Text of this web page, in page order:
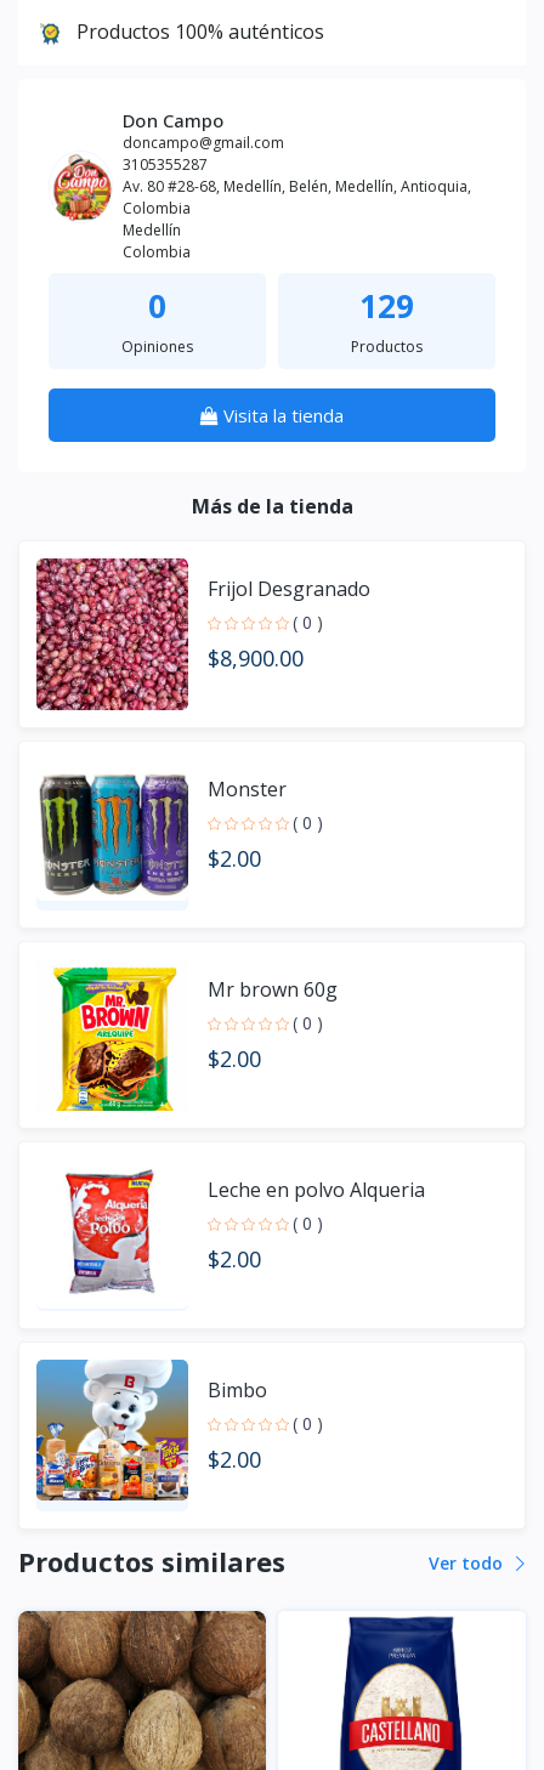
Productos 100% auténticos
Don Campo
doncampo@gmail.com
3105355287
Av. 80 #28-68, Medellín, Belén, Medellín, Antioquia,
Colombia
Medellín
Colombia
0
Opiniones
129
Productos
Visita la tienda
Más de la tienda
Frijol Desgranado
( 0 )
$8,900.00
Monster
( 0 )
$2.00
Mr brown 60g
( 0 )
$2.00
Leche en polvo Alqueria
( 0 )
$2.00
Bimbo
( 0 )
$2.00
Productos similares Ver todo